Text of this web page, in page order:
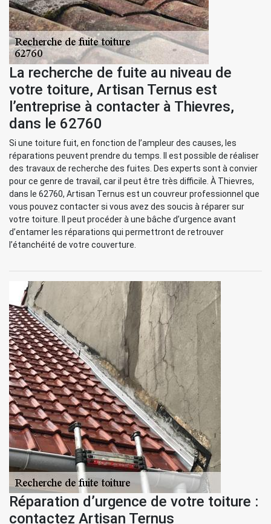
La recherche de fuite au niveau de
votre toiture, Artisan Ternus est
l’entreprise à contacter à Thievres,
dans le 62760
Si une toiture fuit, en fonction de l’ampleur des causes, les
réparations peuvent prendre du temps. Il est possible de réaliser
des travaux de recherche des fuites. Des experts sont à convier
pour ce genre de travail, car il peut être très difficile. À Thievres,
dans le 62760, Artisan Ternus est un couvreur professionnel que
vous pouvez contacter si vous avez des soucis à réparer sur
votre toiture. Il peut procéder à une bâche d’urgence avant
d’entamer les réparations qui permettront de retrouver
l’étanchéité de votre couverture.
Réparation d’urgence de votre toiture :
contactez Artisan Ternus